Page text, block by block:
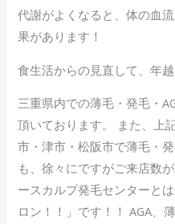
代謝がよくなると、体の血
果があります！
食生活からの見直して、年
三重県内での薄毛・発毛・
頂いております。 また、上
市・津市・松阪市で薄毛・
も、徐々にですがご来店数
ースカルプ発毛センターと
ロン！！」です！！ AGA、